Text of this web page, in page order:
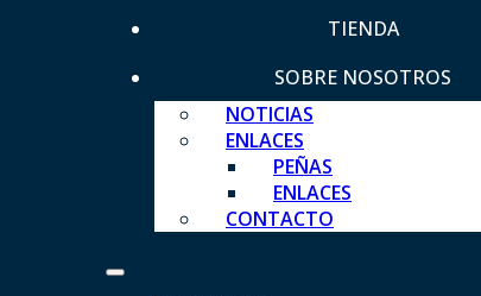
TIENDA
SOBRE NOSOTROS
NOTICIAS
ENLACES
PEÑAS
ENLACES
CONTACTO